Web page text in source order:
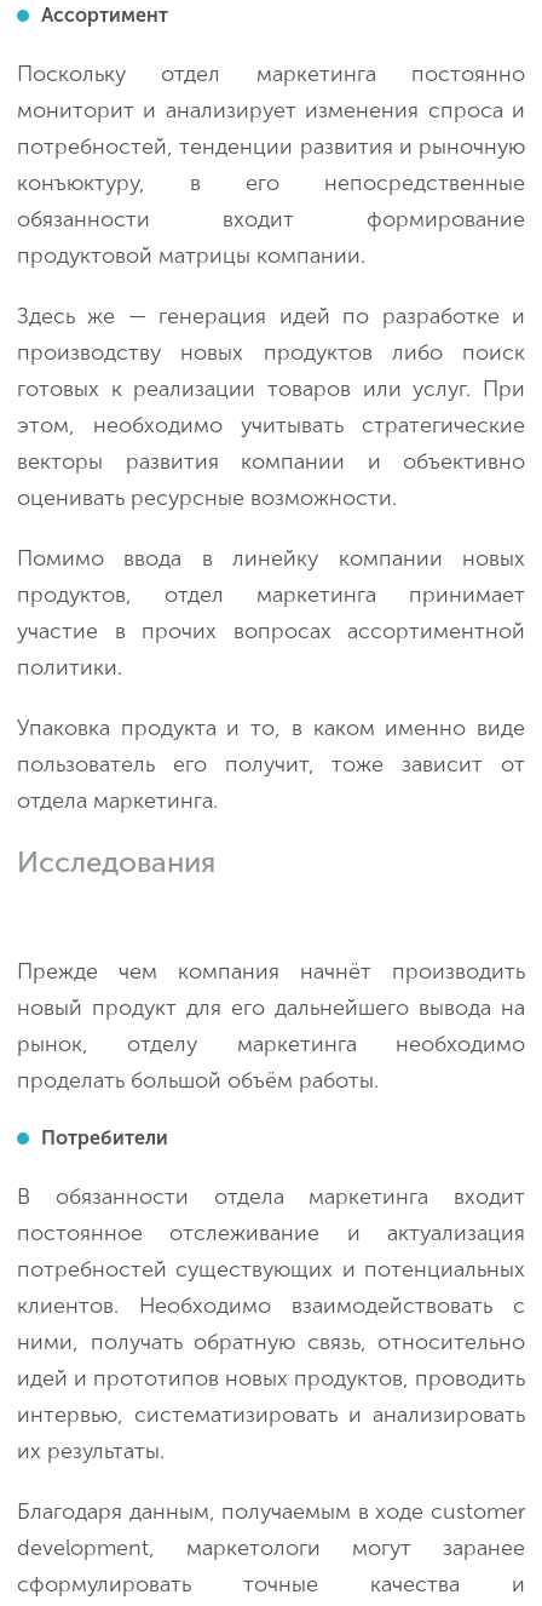
Ассортимент
Поскольку отдел маркетинга постоянно
мониторит и анализирует изменения спроса и
потребностей, тенденции развития и рыночную
конъюктуру, в его непосредственные
обязанности входит формирование
продуктовой матрицы компании.
Здесь же — генерация идей по разработке и
производству новых продуктов либо поиск
готовых к реализации товаров или услуг. При
этом, необходимо учитывать стратегические
векторы развития компании и объективно
оценивать ресурсные возможности.
Помимо ввода в линейку компании новых
продуктов, отдел маркетинга принимает
участие в прочих вопросах ассортиментной
политики.
Упаковка продукта и то, в каком именно виде
пользователь его получит, тоже зависит от
отдела маркетинга.
Исследования
Прежде чем компания начнёт производить
новый продукт для его дальнейшего вывода на
рынок, отделу маркетинга необходимо
проделать большой объём работы.
Потребители
В обязанности отдела маркетинга входит
постоянное отслеживание и актуализация
потребностей существующих и потенциальных
клиентов. Необходимо взаимодействовать с
ними, получать обратную связь, относительно
идей и прототипов новых продуктов, проводить
интервью, систематизировать и анализировать
их результаты.
Благодаря данным, получаемым в ходе customer
development, маркетологи могут заранее
сформулировать точные качества и